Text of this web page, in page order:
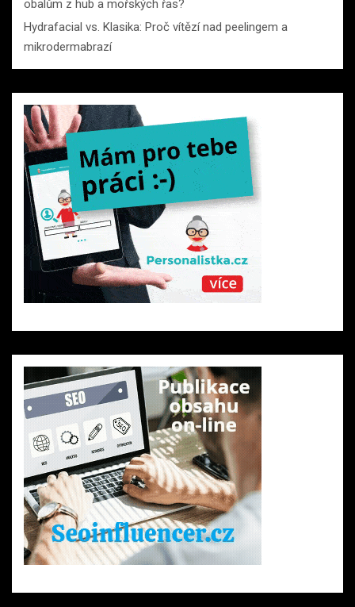
obalům z hub a mořských řas?
Hydrafacial vs. Klasika: Proč vítězí nad peelingem a
mikrodermabrazí